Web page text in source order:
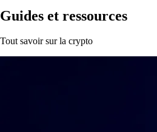
Guides et ressources
Tout savoir sur la crypto